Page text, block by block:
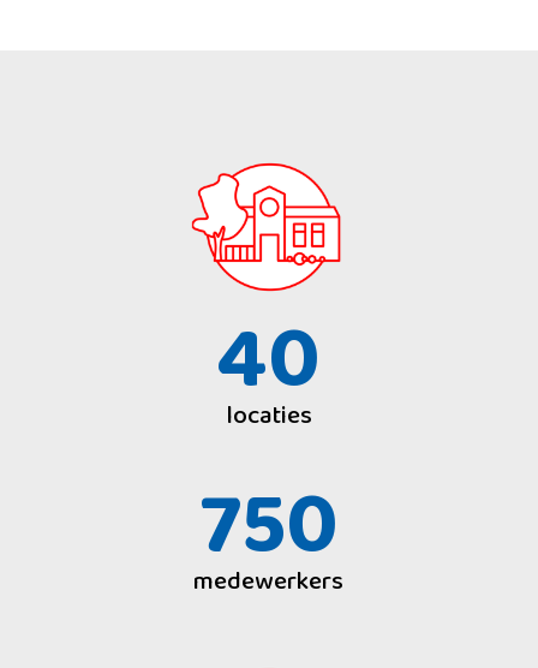
40
locaties
750
medewerkers